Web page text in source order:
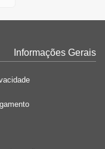
Informações Gerais